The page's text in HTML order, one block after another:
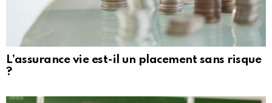
L’assurance vie est-il un placement sans risque
?